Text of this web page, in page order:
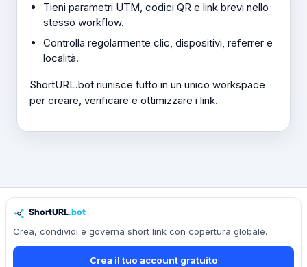
Tieni parametri UTM, codici QR e link brevi nello
stesso workflow.
Controlla regolarmente clic, dispositivi, referrer e
località.
ShortURL.bot riunisce tutto in un unico workspace
per creare, verificare e ottimizzare i link.
Crea, condividi e governa short link con copertura globale.
Crea il tuo account gratuito